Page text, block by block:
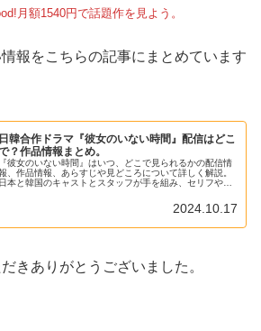
月額1540円で話題作を見よう。
報をこちらの記事にまとめています
日韓合作ドラマ『彼女のいない時間』配信はどこ
？作品情報まとめ。
『彼女のいない時間』はいつ、どこで見られるかの配信情
、作品情報、あらすじや見どころについて詳しく解説。
日本と韓国のキャストとスタッフが手を組み、セリフやロ
事故で日本人の妻を失い、記憶を無くしてしまった韓国人
男性が、写真を手掛かりに最後の旅に出る物語。2024.10.17
きありがとうございました。